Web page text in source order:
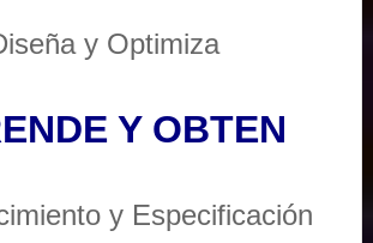
y Optimiza
Y OBTEN
y Especificación